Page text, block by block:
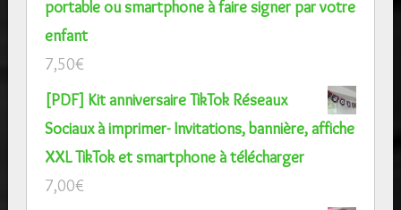
portable ou smartphone à faire signer par votre
enfant
7,50€
[PDF] Kit anniversaire TikTok Réseaux
Sociaux à imprimer- Invitations, bannière, affiche
XXL TikTok et smartphone à télécharger
7,00€